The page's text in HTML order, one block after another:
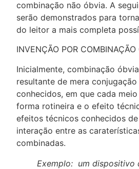
combinação não óbvia. A
serão demonstrados para
do leitor a mais completa
INVENÇÃO POR COMBINAÇÃO
Inicialmente, combinação
resultante de mera
conhecidos, em que cada
forma rotineira e o efeito
efeitos técnicos conhecidos
interação entre as
combinadas.
Exemplo: um dispositivo